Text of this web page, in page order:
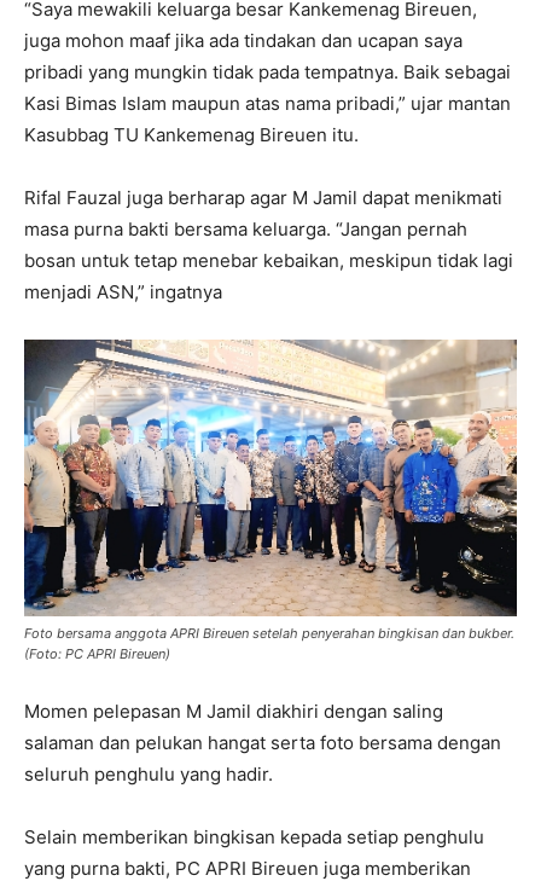
“Saya mewakili keluarga besar Kankemenag Bireuen,
juga mohon maaf jika ada tindakan dan ucapan saya
pribadi yang mungkin tidak pada tempatnya. Baik sebagai
Kasi Bimas Islam maupun atas nama pribadi,” ujar mantan
Kasubbag TU Kankemenag Bireuen itu.
Rifal Fauzal juga berharap agar M Jamil dapat menikmati
masa purna bakti bersama keluarga. “Jangan pernah
bosan untuk tetap menebar kebaikan, meskipun tidak lagi
menjadi ASN,” ingatnya
Foto bersama anggota APRI Bireuen setelah penyerahan bingkisan dan bukber.
(Foto: PC APRI Bireuen)
Momen pelepasan M Jamil diakhiri dengan saling
salaman dan pelukan hangat serta foto bersama dengan
seluruh penghulu yang hadir.
Selain memberikan bingkisan kepada setiap penghulu
yang purna bakti, PC APRI Bireuen juga memberikan